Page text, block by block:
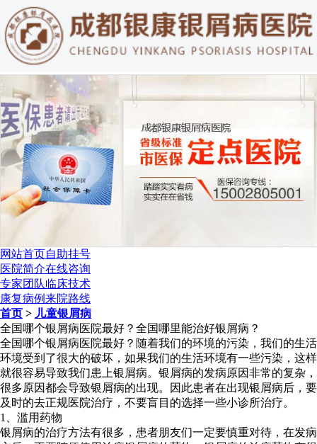
网站首页自助挂号
医院简介在线咨询
专家团队临床技术
康复病例来院路线
首页 > 儿童银屑病
全国哪个银屑病医院最好？全国哪里能治好银屑病？
全国哪个银屑病医院最好？随着我们的环境的污染，我们的生活
环境受到了很大的破坏，如果我们的生活环境有一些污染，这样
就很容易导致我们患上银屑病。银屑病的发病原因非常的复杂，
很多原因都会导致银屑病的出现。因此患者在出现银屑病后，要
及时的去正规医院治疗，不要盲目的选择一些小诊所治疗。
1、滥用药物
银屑病的治疗方法有很多，患者朋友们一定要慎重对待，在发病